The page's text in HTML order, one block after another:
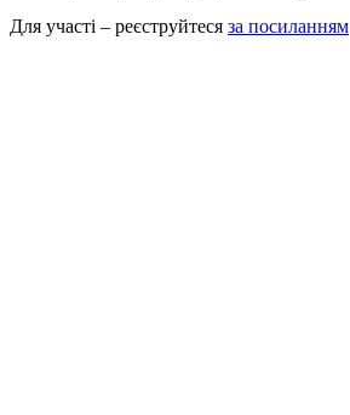
Для участі – реєструйтеся за посиланням